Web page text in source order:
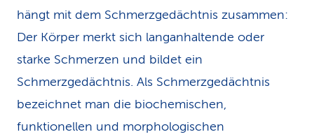
hängt mit dem Schmerzgedächtnis zusammen:
Der Körper merkt sich langanhaltende oder
starke Schmerzen und bildet ein
Schmerzgedächtnis. Als Schmerzgedächtnis
bezeichnet man die biochemischen,
funktionellen und morphologischen